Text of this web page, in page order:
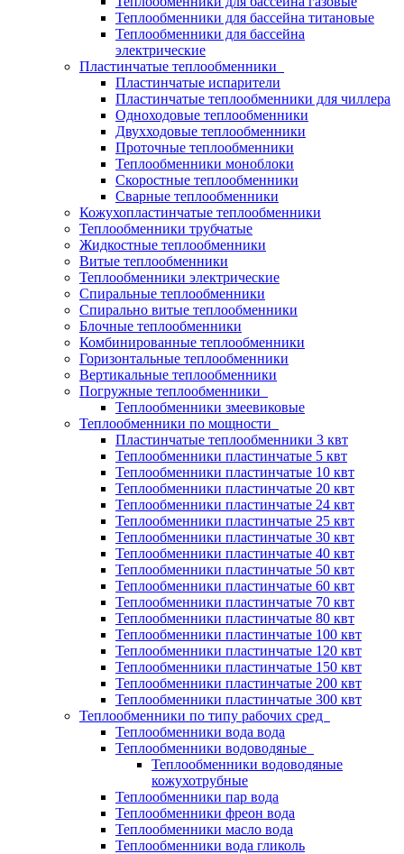
Теплообменники для бассейна титановые
Теплообменники для бассейна
электрические
Пластинчатые теплообменники
Пластинчатые испарители
Пластинчатые теплообменники для чиллера
Одноходовые теплообменники
Двухходовые теплообменники
Проточные теплообменники
Теплообменники моноблоки
Скоростные теплообменники
Сварные теплообменники
Кожухопластинчатые теплообменники
Теплообменники трубчатые
Жидкостные теплообменники
Витые теплообменники
Теплообменники электрические
Спиральные теплообменники
Спирально витые теплообменники
Блочные теплообменники
Комбинированные теплообменники
Горизонтальные теплообменники
Вертикальные теплообменники
Погружные теплообменники
Теплообменники змеевиковые
Теплообменники по мощности
Пластинчатые теплообменники 3 квт
Теплообменники пластинчатые 5 квт
Теплообменники пластинчатые 10 квт
Теплообменники пластинчатые 20 квт
Теплообменники пластинчатые 24 квт
Теплообменники пластинчатые 25 квт
Теплообменники пластинчатые 30 квт
Теплообменники пластинчатые 40 квт
Теплообменники пластинчатые 50 квт
Теплообменники пластинчатые 60 квт
Теплообменники пластинчатые 70 квт
Теплообменники пластинчатые 80 квт
Теплообменники пластинчатые 100 квт
Теплообменники пластинчатые 120 квт
Теплообменники пластинчатые 150 квт
Теплообменники пластинчатые 200 квт
Теплообменники пластинчатые 300 квт
Теплообменники по типу рабочих сред
Теплообменники вода вода
Теплообменники водоводяные
Теплообменники водоводяные
кожухотрубные
Теплообменники пар вода
Теплообменники фреон вода
Теплообменники масло вода
Теплообменники вода гликоль